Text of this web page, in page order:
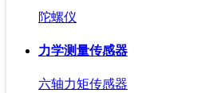
陀螺仪
力学测量传感器
六轴力矩传感器